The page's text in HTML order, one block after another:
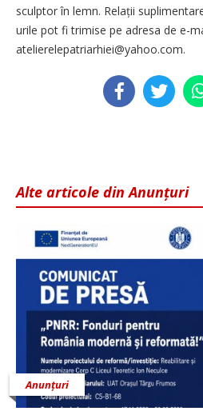
sculptor în lemn. Relații
urile pot fi trimise pe adresa de e-
atelierelepatriarhiei@yahoo.com.
Alte articole din Anunțuri
Anunțuri